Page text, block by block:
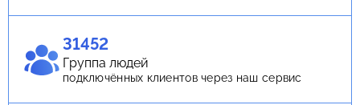
31452
Группа людей
подключённых клиентов через наш сервис